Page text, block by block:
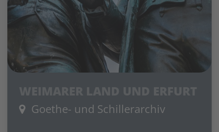
Goethe- und Schillerarchiv